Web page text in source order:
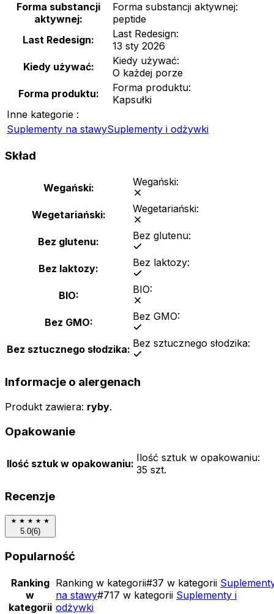
Forma substancji
aktywnej:
Forma substancji aktywnej:
peptide
Last Redesign:
Last Redesign:
13 sty 2026
Kiedy używać:
Kiedy używać:
O każdej porze
Forma produktu:
Forma produktu:
Kapsułki
Inne kategorie :
Suplementy na stawySuplementy i odżywki
Skład
Wegański: Wegański:
Wegetariański: Wegetariański:
Bez glutenu: Bez glutenu:
Bez laktozy: Bez laktozy:
BIO: BIO:
Bez GMO: Bez GMO:
Bez sztucznego słodzika: Bez sztucznego słodzika:
Informacje o alergenach
Produkt zawiera: ryby.
Opakowanie
Ilość sztuk w opakowaniu: Ilość sztuk w opakowaniu:
35 szt.
Recenzje
5.0(6)
Popularność
Ranking
w
kategorii
Ranking w kategorii#37 w kategorii
na stawy#717 w kategorii Suplementy i
odżywki